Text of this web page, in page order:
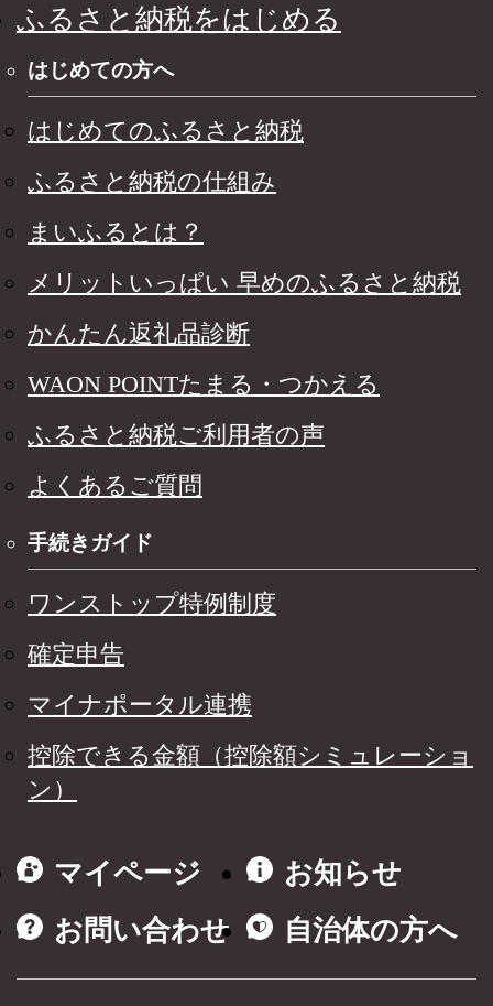
ふるさと納税をはじめる
はじめての方へ
はじめてのふるさと納税
ふるさと納税の仕組み
まいふるとは？
メリットいっぱい 早めのふるさと納税
かんたん返礼品診断
WAON POINTたまる・つかえる
ふるさと納税ご利用者の声
よくあるご質問
手続きガイド
ワンストップ特例制度
確定申告
マイナポータル連携
控除できる金額（控除額シミュレーショ
ン）
マイページ
お知らせ
お問い合わせ
自治体の方へ